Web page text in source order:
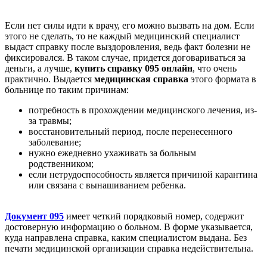
Если нет силы идти к врачу, его можно вызвать на дом. Если
этого не сделать, то не каждый медицинский специалист
выдаст справку после выздоровления, ведь факт болезни не
фиксировался. В таком случае, придется договариваться за
деньги, а лучше, купить справку 095 онлайн, что очень
практично. Выдается медицинская справка этого формата в
больнице по таким причинам:
потребность в прохождении медицинского лечения, из-
за травмы;
восстановительный период, после перенесенного
заболевание;
нужно ежедневно ухаживать за больным
родственником;
если нетрудоспособность является причиной карантина
или связана с вынашиванием ребенка.
Документ 095 имеет четкий порядковый номер, содержит
достоверную информацию о больном. В форме указывается,
куда направлена справка, каким специалистом выдана. Без
печати медицинской организации справка недействительна.